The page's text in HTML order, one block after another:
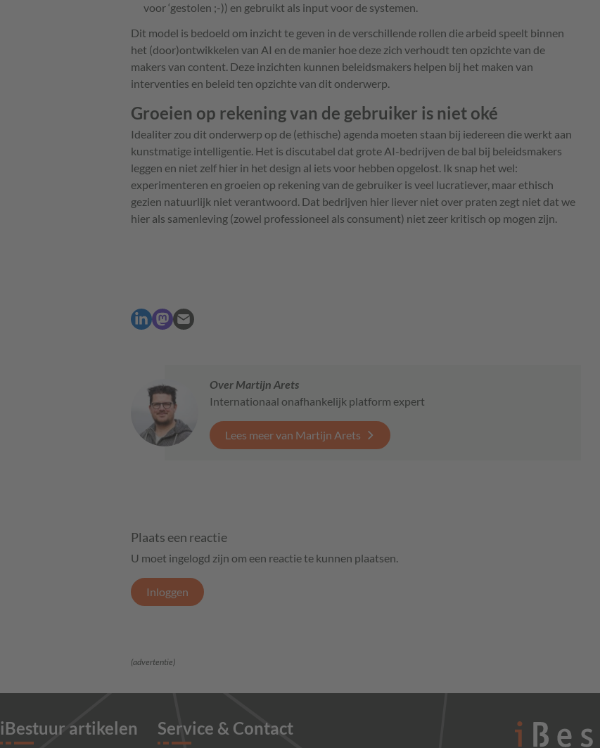
voor ‘gestolen ;-)) en gebruikt als input voor de systemen.
Dit model is bedoeld om inzicht te geven in de verschillende rollen die arbeid speelt binnen
het (door)ontwikkelen van AI en de manier hoe deze zich verhoudt ten opzichte van de
makers van content. Deze inzichten kunnen beleidsmakers helpen bij het maken van
interventies en beleid ten opzichte van dit onderwerp.
Groeien op rekening van de gebruiker is niet oké
Idealiter zou dit onderwerp op de (ethische) agenda moeten staan bij iedereen die werkt aan
kunstmatige intelligentie. Het is discutabel dat grote AI-bedrijven de bal bij beleidsmakers
leggen en niet zelf hier in het design al iets voor hebben opgelost. Ik snap het wel:
experimenteren en groeien op rekening van de gebruiker is veel lucratiever, maar ethisch
gezien natuurlijk niet verantwoord. Dat bedrijven hier liever niet over praten zegt niet dat we
hier als samenleving (zowel professioneel als consument) niet zeer kritisch op mogen zijn.
Over Martijn Arets
Internationaal onafhankelijk platform expert
Lees meer van Martijn Arets
Plaats een reactie
U moet ingelogd zijn om een reactie te kunnen plaatsen.
Inloggen
(advertentie)
iBestuur artikelen Service & Contact